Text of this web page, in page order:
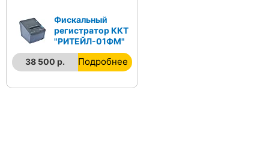
Фискальный
регистратор ККТ
"РИТЕЙЛ-01ФМ"
38 500 р.
Подробнее